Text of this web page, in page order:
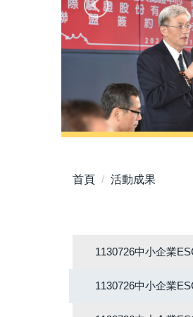
首頁 活動成果
1130726中小企業
1130726中小企業